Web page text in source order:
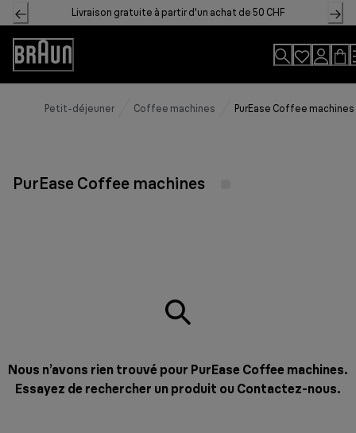
Skip
to
Content
Livraison gratuite à partir d'un achat de 50 CHF
Accessibility
Statement
Petit-déjeuner Coffee machines PurEase Coffee machines
PurEase Coffee machines
Nous n’avons rien trouvé pour PurEase Coffee machines.
Essayez de rechercher un produit ou Contactez-nous.